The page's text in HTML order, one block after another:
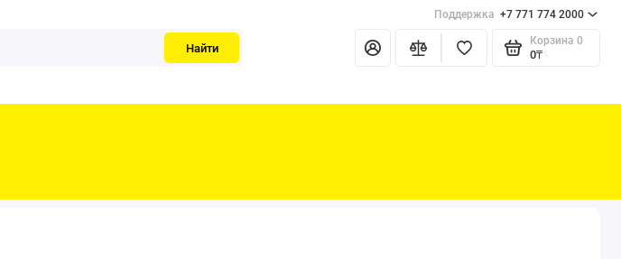
Поддержка +7 771 774 2000
Найти
Корзина 0
0₸